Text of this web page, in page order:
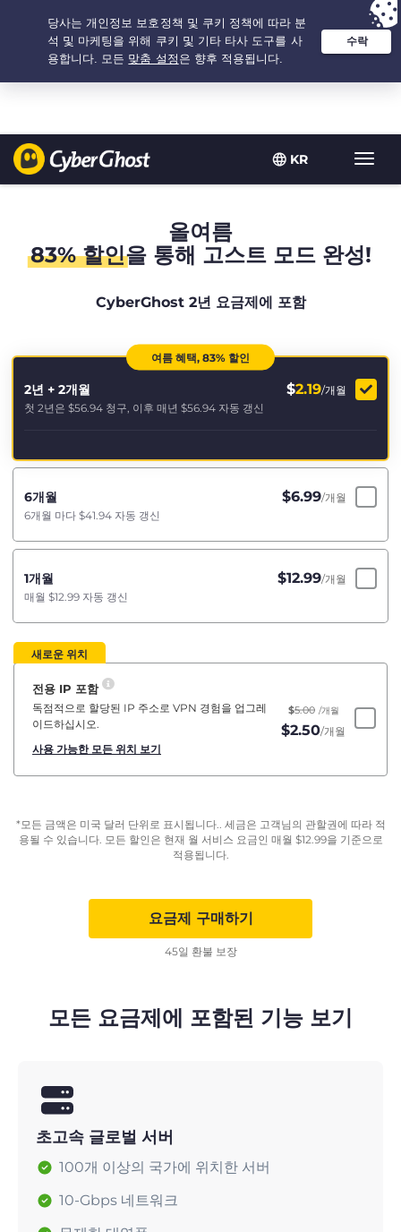
KR
탐
색
추천 옵션: 최저가 - 2.1666666666667년 $ 2.19 /개월
올여름
83% 할인을 통해 고스트 모드 완성!
CyberGhost 2년 요금제에 포함
여름 혜택, 83% 할인
2년 + 2개월 $2.19/개월
첫 2년은 $56.94 청구, 이후 매년 $56.94 자동 갱신
6개월 $6.99/개월
6개월 마다 $41.94 자동 갱신
1개월 $12.99/개월
매월 $12.99 자동 갱신
새로운 위치
전용 IP 포함
독점적으로 할당된 IP 주소로 VPN 경험을 업그레
이드하십시오.
사용 가능한 모든 위치 보기
$5.00 /개월
$2.50/개월
*모든 금액은 미국 달러 단위로 표시됩니다.. 세금은 고객님의 관할권에 따라 적
용될 수 있습니다. 모든 할인은 현재 월 서비스 요금인 매월 $12.99을 기준으로
적용됩니다.
요금제 구매하기
45일 환불 보장
모든 요금제에 포함된 기능 보기
초고속 글로벌 서버
100개 이상의 국가에 위치한 서버
10-Gbps 네트워크